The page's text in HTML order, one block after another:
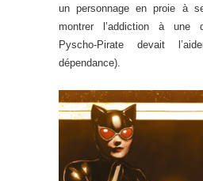
un personnage en proie à
montrer l’addiction à une
Pyscho-Pirate devait
dépendance).